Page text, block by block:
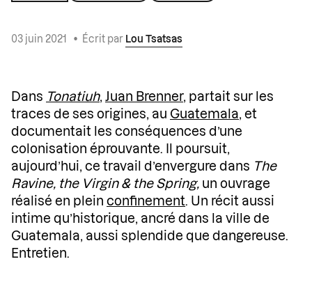
03 juin 2021 • Écrit par Lou Tsatsas
Dans Tonatiuh, Juan Brenner, partait sur les
traces de ses origines, au Guatemala, et
documentait les conséquences d’une
colonisation éprouvante. Il poursuit,
aujourd’hui, ce travail d’envergure dans The
Ravine, the Virgin & the Spring, un ouvrage
réalisé en plein confinement. Un récit aussi
intime qu’historique, ancré dans la ville de
Guatemala, aussi splendide que dangereuse.
Entretien.